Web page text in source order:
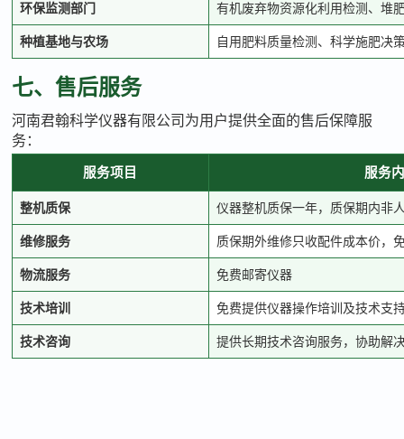
环保监测部门 有机废弃物资源化利用检测、堆
种植基地与农场 自用肥料质量检测、科学施肥决
七、售后服务
河南君翰科学仪器有限公司为用户提供全面的售后保障服
务：
服务项目 服务
整机质保 仪器整机质保一年，质保期内非
维修服务 质保期外维修只收配件成本价，
物流服务 免费邮寄仪器
技术培训 免费提供仪器操作培训及技术支
技术咨询 提供长期技术咨询服务，协助解